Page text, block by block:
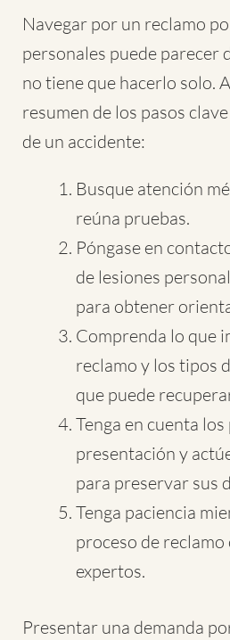
Navegar por un reclamo
personales puede parecer
no tiene que hacerlo solo.
resumen de los pasos
de un accidente:
Busque atención
reúna pruebas.
Póngase en
de lesiones
para obtener
Comprenda lo que
reclamo y los tipos
que puede
Tenga en cuenta
presentación y
para preservar sus
Tenga paciencia
proceso de reclamo
expertos.
Presentar una demanda